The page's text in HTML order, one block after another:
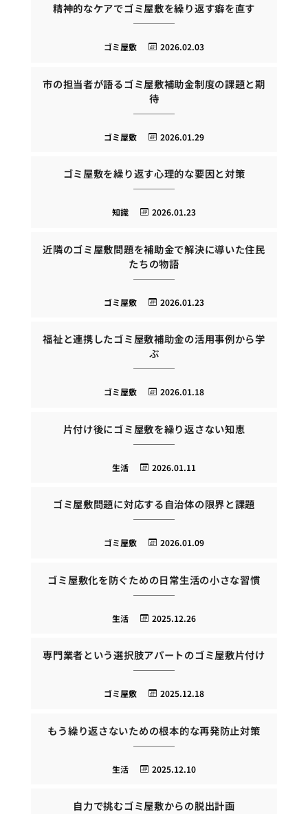
精神的なケアでゴミ屋敷を繰り返す癖を直す
2026.02.03
ゴミ屋敷
市の担当者が語るゴミ屋敷補助金制度の課題と期
待
2026.01.29
ゴミ屋敷
ゴミ屋敷を繰り返す心理的な要因と対策
2026.01.23
知識
近隣のゴミ屋敷問題を補助金で解決に導いた住民
たちの物語
2026.01.23
ゴミ屋敷
福祉と連携したゴミ屋敷補助金の活用事例から学
ぶ
2026.01.18
ゴミ屋敷
片付け後にゴミ屋敷を繰り返さない知恵
2026.01.11
生活
ゴミ屋敷問題に対応する自治体の限界と課題
2026.01.09
ゴミ屋敷
ゴミ屋敷化を防ぐための日常生活の小さな習慣
2025.12.26
生活
専門業者という選択肢アパートのゴミ屋敷片付け
2025.12.18
ゴミ屋敷
もう繰り返さないための根本的な再発防止対策
2025.12.10
生活
自力で挑むゴミ屋敷からの脱出計画